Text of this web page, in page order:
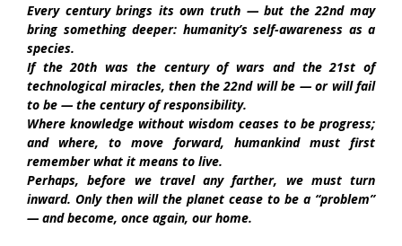
Every century brings its own truth — but the 22nd may
bring something deeper: humanity’s self-awareness as a
species.
If the 20th was the century of wars and the 21st of
technological miracles, then the 22nd will be — or will fail
to be — the century of responsibility.
Where knowledge without wisdom ceases to be progress;
and where, to move forward, humankind must first
remember what it means to live.
Perhaps, before we travel any farther, we must turn
inward. Only then will the planet cease to be a “problem”
— and become, once again, our home.